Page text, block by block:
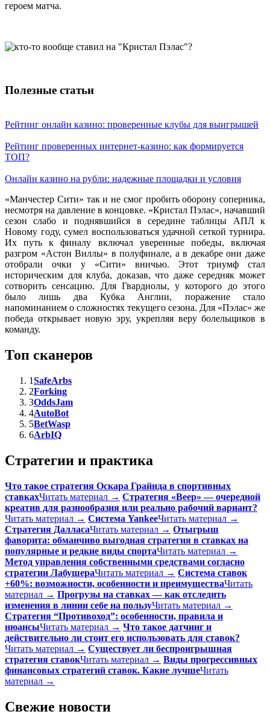
героем матча.
Полезные статьи
Рейтинг онлайн казино: проверенные клубы для выигрышей
Рейтинг проверенных интернет-казино: как формируется
ТОП?
Онлайн казино на рубли: надежные площадки и условия
«Манчестер Сити» так и не смог пробить оборону соперника,
несмотря на давление в концовке. «Кристал Пэлас», начавший
сезон слабо и поднявшийся в середине таблицы АПЛ к
Новому году, сумел воспользоваться удачной сеткой турнира.
Их путь к финалу включал уверенные победы, включая
разгром «Астон Виллы» в полуфинале, а в декабре они даже
отобрали очки у «Сити» вничью. Этот триумф стал
историческим для клуба, доказав, что даже середняк может
сотворить сенсацию. Для Гвардиолы, у которого до этого
было лишь два Кубка Англии, поражение стало
напоминанием о сложностях текущего сезона. Для «Пэлас» же
победа открывает новую эру, укрепляя веру болельщиков в
команду.
Топ сканеров
1SafeArbs
2Forking
3OddsJam
4AutoBot
5BetWasp
6ArbIQ
Стратегии и практика
Что такое стратегия Оскара Грайнда в спортивных
ставкахЧитать материал → Стратегия «Веер» — очередной
креатив для разнообразия или реально рабочий вариант?
Читать материал → Система YankeeЧитать материал →
Стратегия ДалласаЧитать материал → Отыгрыш
фаворита: обманчиво выгодная стратегия в ставках на
популярные и редкие виды спортаЧитать материал →
Метод управления собственными средствами согласно
стратегии ЛабушераЧитать материал → Система ставок
+60%: возможности, особенности и преимуществаЧитать
материал → Прогрузы на ставках — как отследить
изменения в линии себе на пользуЧитать материал →
Стратегия “Противоход”: особенности, правила и
нюансыЧитать материал → Что такое датчинг и
действительно ли стоит его использовать для ставок?
Читать материал → Существует ли беспроигрышная
стратегия ставокЧитать материал → Виды прогрессивных
финансовых стратегий ставок. Какие лучшеЧитать
материал →
Свежие новости